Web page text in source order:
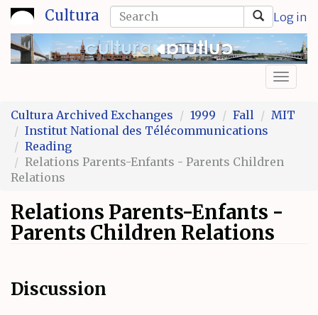
Skip
to
main
content
Cultura Log in
Search
form
Search
Cultura Archived Exchanges
1999 Fall
MIT
Institut National des Télécommunications
Reading
Relations Parents-Enfants - Parents Children
Relations
Relations Parents-Enfants -
Parents Children Relations
Discussion